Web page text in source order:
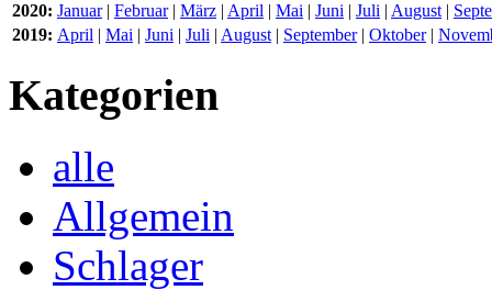
2020: Januar| Februar| März | April | Mai | Juni | Juli | August|
2019: April | Mai | Juni | Juli | August| September| Oktober|
Kategorien
alle
Allgemein
Schlager